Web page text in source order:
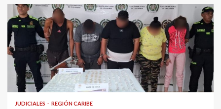
1 min read
JUDICIALES REGIÓN CARIBE